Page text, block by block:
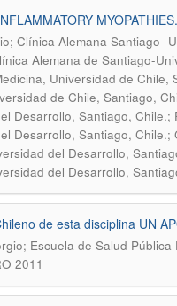
Clínica Alemana Santiago -
Alemana de Santiago-
Universidad de
de Chile, Santiago,
Desarrollo, Santiago,
Desarrollo, Santiago,
del Desarrollo,
del Desarrollo,
de esta disciplina UN
Escuela de Salud
2011